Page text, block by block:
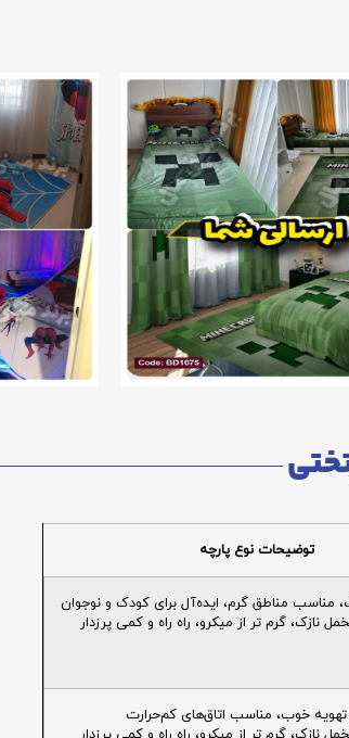
توضیحات نوع پارچه
مناطق گرم، ایده‌آل برای کودک و نوجوان
نازک، گرم تر از میکرو، راه راه و کمی پرزدار
تهویه خوب، مناسب اتاق‌های کم‌حرارت